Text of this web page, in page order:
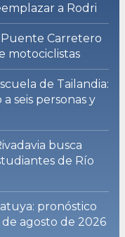
a Rodri
Puente Carretero
motociclistas
de Tailandia:
seis personas y
busca
de Río
pronóstico
agosto de 2026